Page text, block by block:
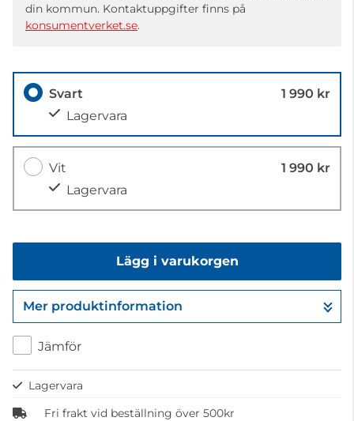
din kommun. Kontaktuppgifter finns på
konsumentverket.se.
Svart
1 990 kr
Lagervara
Vit
1 990 kr
Lagervara
Lägg i varukorgen
Gå till kassan
Mer produktinformation
Jämför
Lagervara
Fri frakt vid beställning över 500kr